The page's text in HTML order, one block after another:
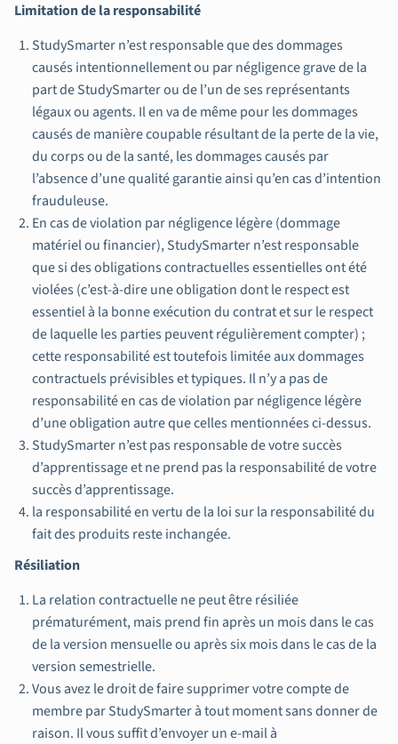
Limitation de la responsabilité
StudySmarter n’est responsable que des dommages
causés intentionnellement ou par négligence grave de la
part de StudySmarter ou de l’un de ses représentants
légaux ou agents. Il en va de même pour les dommages
causés de manière coupable résultant de la perte de la vie,
du corps ou de la santé, les dommages causés par
l’absence d’une qualité garantie ainsi qu’en cas d’intention
frauduleuse.
En cas de violation par négligence légère (dommage
matériel ou financier), StudySmarter n’est responsable
que si des obligations contractuelles essentielles ont été
violées (c’est-à-dire une obligation dont le respect est
essentiel à la bonne exécution du contrat et sur le respect
de laquelle les parties peuvent régulièrement compter) ;
cette responsabilité est toutefois limitée aux dommages
contractuels prévisibles et typiques. Il n’y a pas de
responsabilité en cas de violation par négligence légère
d’une obligation autre que celles mentionnées ci-dessus.
StudySmarter n’est pas responsable de votre succès
d’apprentissage et ne prend pas la responsabilité de votre
succès d’apprentissage.
la responsabilité en vertu de la loi sur la responsabilité du
fait des produits reste inchangée.
Résiliation
La relation contractuelle ne peut être résiliée
prématurément, mais prend fin après un mois dans le cas
de la version mensuelle ou après six mois dans le cas de la
version semestrielle.
Vous avez le droit de faire supprimer votre compte de
membre par StudySmarter à tout moment sans donner de
raison. Il vous suffit d’envoyer un e-mail à